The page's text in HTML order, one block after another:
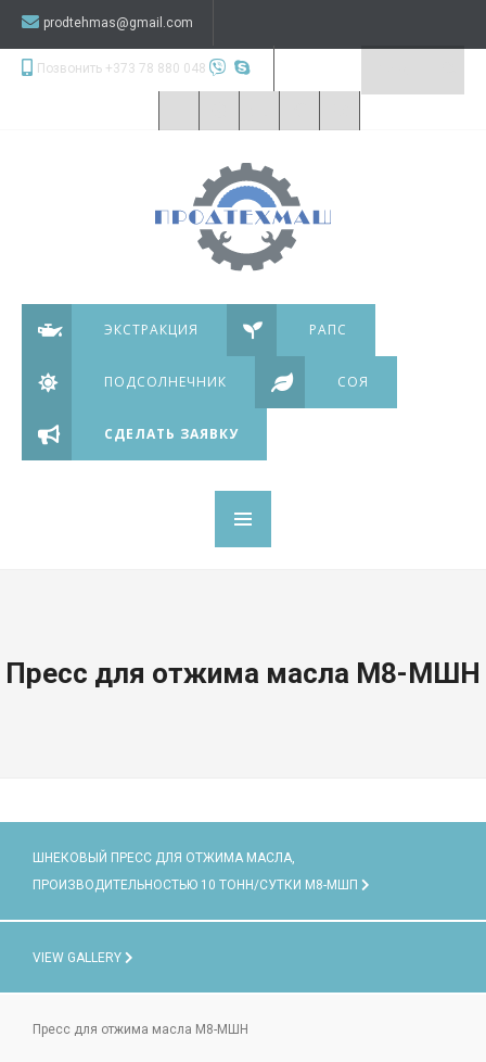
prodtehmas@gmail.com
Позвонить +373 78 880 048
ЭКСТРАКЦИЯ РАПС
ПОДСОЛНЕЧНИК СОЯ
СДЕЛАТЬ ЗАЯВКУ
Пресс для отжима масла М8-МШН
ШНЕКОВЫЙ ПРЕСС ДЛЯ ОТЖИМА МАСЛА,
ПРОИЗВОДИТЕЛЬНОСТЬЮ 10 ТОНН/СУТКИ М8-МШП
VIEW GALLERY
Пресс для отжима масла М8-МШН